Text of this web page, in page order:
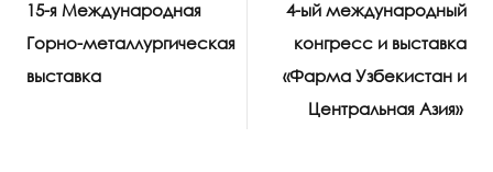
15-я Международная
Горно-металлургическая
выставка
4-ый международный
конгресс и выставка
«Фарма Узбекистан и
Центральная Азия»